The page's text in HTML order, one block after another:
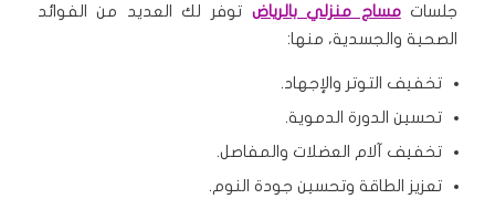
جلساتمساج منزلي بالرياض توفر لك العديد من الفوائد
الصحية والجسدية، منها:
تخفيف التوتر والإجهاد.
تحسين الدورة الدموية.
تخفيف آلام العضلات والمفاصل.
تعزيز الطاقة وتحسين جودة النوم.